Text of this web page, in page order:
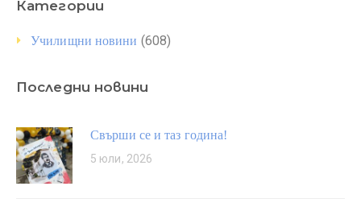
Категории
Училищни новини (608)
Последни новини
Свърши се и таз година!
5 юли, 2026